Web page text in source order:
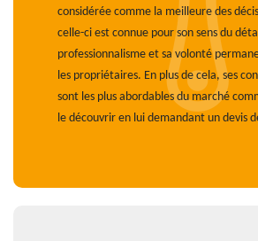
considérée comme la meilleure des
celle-ci est connue pour son sens du
professionnalisme et sa volonté
les propriétaires. En plus de cela, ses
sont les plus abordables du marché
le découvrir en lui demandant un devis